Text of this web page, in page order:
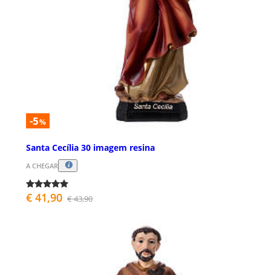
-5%
Santa Cecília 30 imagem resina
A CHEGAR
€ 41,90 € 43,90